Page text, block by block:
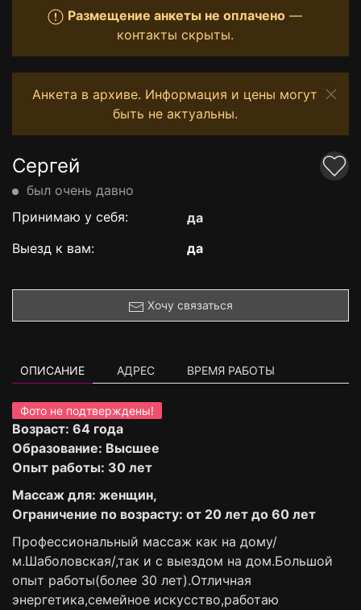
Размещение анкеты не оплачено —
контакты скрыты.
Анкета в архиве. Информация и цены могут
быть не актуальны.
Сергей
был очень давно
Принимаю у себя:
да
Выезд к вам:
да
Хочу связаться
ОПИСАНИЕ АДРЕС ВРЕМЯ РАБОТЫ
Фото не подтверждены!
Возраст: 64 года
Образование: Высшее
Опыт работы: 30 лет
Массаж для: женщин,
Ограничение по возрасту: от 20 лет до 60 лет
Профессиональный массаж как на дому/
м.Шаболовская/,так и с выездом на дом.Большой
опыт работы(более 30 лет).Отличная
энергетика,семейное искусство,работаю